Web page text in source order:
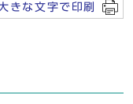
きな文字で印刷